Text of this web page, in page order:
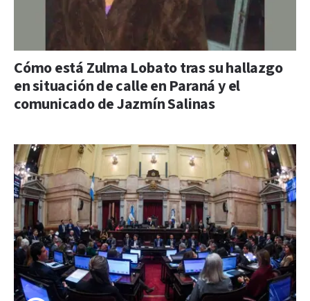
Cómo está Zulma Lobato tras su hallazgo
en situación de calle en Paraná y el
comunicado de Jazmín Salinas